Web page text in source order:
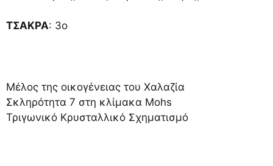
ΤΣΑΚΡΑ: 3ο
Μέλος της οικογένειας του Χαλαζία
Σκληρότητα 7 στη κλίμακα Mohs
Τριγωνικό Κρυσταλλικό Σχηματισμό